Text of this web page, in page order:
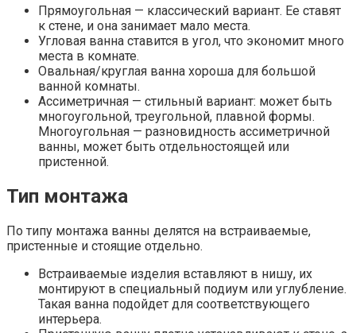
Прямоугольная — классический вариант. Ее ставят
к стене, и она занимает мало места.
Угловая ванна ставится в угол, что экономит много
места в комнате.
Овальная/круглая ванна хороша для большой
ванной комнаты.
Ассиметричная — стильный вариант: может быть
многоугольной, треугольной, плавной формы.
Многоугольная — разновидность ассиметричной
ванны, может быть отдельностоящей или
пристенной.
Тип монтажа
По типу монтажа ванны делятся на встраиваемые,
пристенные и стоящие отдельно.
Встраиваемые изделия вставляют в нишу, их
монтируют в специальный подиум или углубление.
Такая ванна подойдет для соответствующего
интерьера.